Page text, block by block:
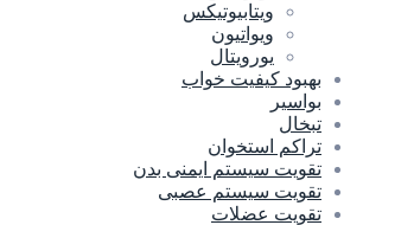
ویتابیوتیکس
ویواتیون
یورویتال
بهبود کیفیت خواب
بواسیر
تبخال
تراکم استخوان
تقویت سیستم ایمنی بدن
تقویت سیستم عصبی
تقویت عضلات